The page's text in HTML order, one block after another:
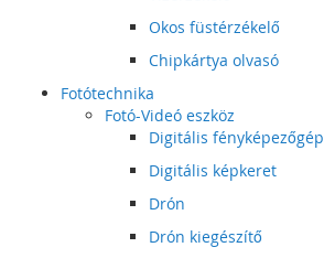
Okos füstérzékelő
Chipkártya olvasó
Fotótechnika
Fotó-Videó eszköz
Digitális fényképezőgép
Digitális képkeret
Drón
Drón kiegészítő